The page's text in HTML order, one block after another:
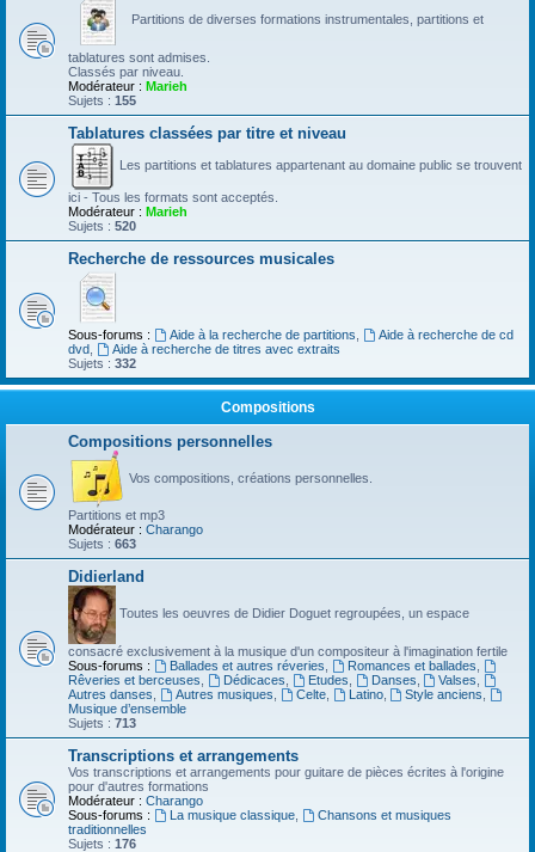
Partitions de diverses formations instrumentales, partitions et
tablatures sont admises.
Classés par niveau.
Modérateur : Marieh
Sujets : 155
Tablatures classées par titre et niveau
Les partitions et tablatures appartenant au domaine public se trouvent
ici - Tous les formats sont acceptés.
Modérateur : Marieh
Sujets : 520
Recherche de ressources musicales
Sous-forums : Aide à la recherche de partitions
Aide à recherche de cd
dvd
Aide à recherche de titres avec extraits
Sujets : 332
Compositions
Compositions personnelles
Vos compositions, créations personnelles.
Partitions et mp3
Modérateur : Charango
Sujets : 663
Didierland
Toutes les oeuvres de Didier Doguet regroupées, un espace
consacré exclusivement à la musique d'un compositeur à l'imagination fertile
Sous-forums :
Ballades et autres réveries Romances et ballades
Rêveries et berceuses
Dédicaces Etudes Danses Valses
Autres danses
Autres musiques Celte, Latino, Style anciens
Musique d’ensemble
Sujets : 713
Transcriptions et arrangements
Vos transcriptions et arrangements pour guitare de pièces écrites à l'origine
pour d'autres formations
Modérateur : Charango
Sous-forums :
La musique classique,
Chansons et musiques
traditionnelles
Sujets : 176